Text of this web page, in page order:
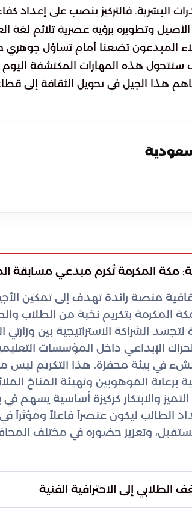
البشرية. فالتركيز ينصب على إعداد
وتطويره برؤية عصرية تلائم لغة
المبدعون تضعنا أمام تساؤل جوهري
هذه المهارات المكتشفة اليوم
هذا الجيل في تحويل الثقافة إلى
مكة المكرمة تُكرم مبدعي مسابقة
منصة رائدة تهدف إلى تمكين
المكرمة بتكريم نخبة من الطلاب
الشراكة الاستراتيجية بين
الإبداعي داخل المؤسسات
في بيئة محفزة. هذا التكريم ليس
برعاية الموهوبين وتهيئة المناخ
والابتكار كركيزة أساسية
الطالب ليكون عنصراً فاعلاً ومؤثراً
وتعزيز حضوره في مختلف
إلى الاحترافية الفنية